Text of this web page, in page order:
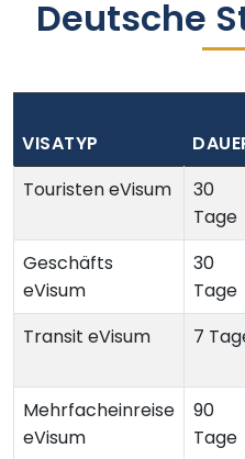
Deutsche
VISATYP
Touristen eVisum
30
Tage
Geschäfts
eVisum
30
Tage
Transit eVisum 7
Mehrfacheinreise
eVisum
90
Tage